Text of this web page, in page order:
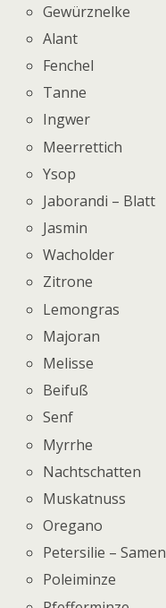
Gewürznelke
Alant
Fenchel
Tanne
Ingwer
Meerrettich
Ysop
Jaborandi – Blatt
Jasmin
Wacholder
Zitrone
Lemongras
Majoran
Melisse
Beifuß
Senf
Myrrhe
Nachtschatten
Muskatnuss
Oregano
Petersilie – Samen
Poleiminze